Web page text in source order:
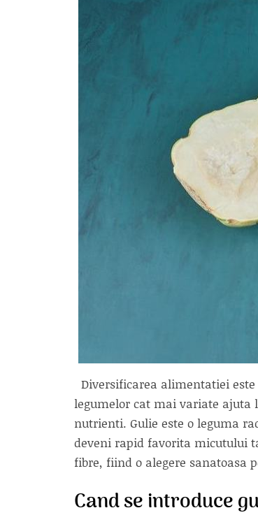
Diversificarea alimentatiei
legumelor cat mai variate ajuta
nutrienti. Gulie este o leguma
deveni rapid favorita micutului
fibre, fiind o alegere sanatoasa
Cand se introduce